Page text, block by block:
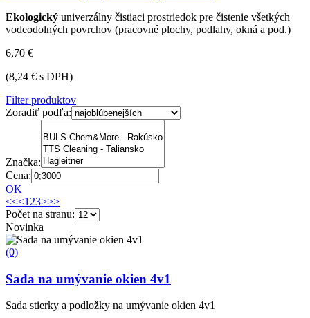
Ekologický univerzálny čistiaci prostriedok pre čistenie všetkých
vodeodolných povrchov (pracovné plochy, podlahy, okná a pod.)
6,70 €
(8,24 € s DPH)
Filter produktov
Zoradiť podľa:
Značka:
Cena:
OK
<<<1 23>>>
Počet na stranu:
Novinka
(0)
Sada na umývanie okien 4v1
Sada stierky a podložky na umývanie okien 4v1